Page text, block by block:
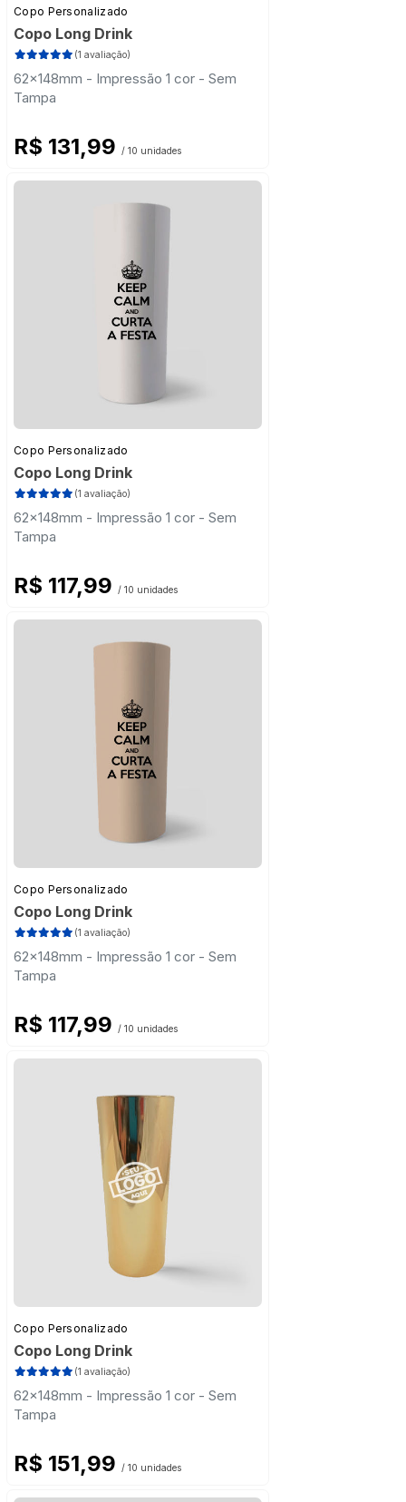
Copo Personalizado
Copo Long Drink
(1 avaliação)
62x148mm - Impressão 1 cor - Sem
Tampa
R$ 131,99 / 10 unidades
Copo Personalizado
Copo Long Drink
(1 avaliação)
62x148mm - Impressão 1 cor - Sem
Tampa
R$ 117,99 / 10 unidades
Copo Personalizado
Copo Long Drink
(1 avaliação)
62x148mm - Impressão 1 cor - Sem
Tampa
R$ 117,99 / 10 unidades
Copo Personalizado
Copo Long Drink
(1 avaliação)
62x148mm - Impressão 1 cor - Sem
Tampa
R$ 151,99 / 10 unidades